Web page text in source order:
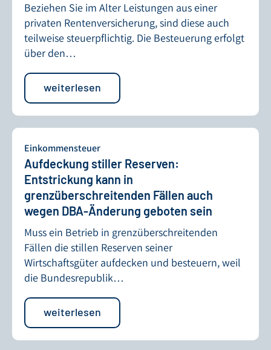
Beziehen Sie im Alter Leistungen aus einer
privaten Rentenversicherung, sind diese auch
teilweise steuerpflichtig. Die Besteuerung erfolgt
über den…
weiterlesen
Einkommensteuer
Aufdeckung stiller Reserven:
Entstrickung kann in
grenzüberschreitenden Fällen auch
wegen DBA-Änderung geboten sein
Muss ein Betrieb in grenzüberschreitenden
Fällen die stillen Reserven seiner
Wirtschaftsgüter aufdecken und besteuern, weil
die Bundesrepublik…
weiterlesen